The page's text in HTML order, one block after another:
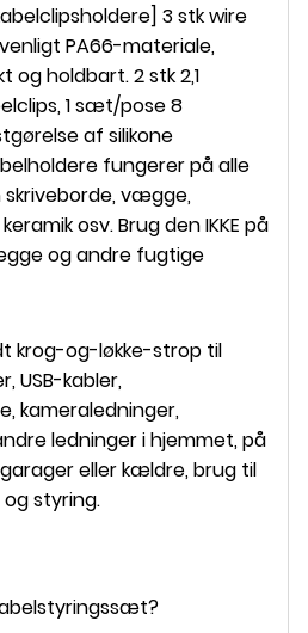
3 stk wire
PA66-materiale,
holdbart. 2 stk 2,1
1 sæt/pose 8
af silikone
fungerer på alle
vægge,
osv. Brug den IKKE på
og andre fugtige
krog-og-løkke-strop til
USB-kabler,
kameraledninger,
ledninger i hjemmet, på
eller kældre, brug til
styring.